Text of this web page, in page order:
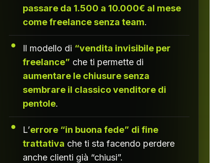
passare da 1.500 a 10.000€ al mese
come freelance senza team.
Il modello di “vendita invisibile per
freelance” che ti permette di
aumentare le chiusure senza
sembrare il classico venditore di
pentole.
L’errore “in buona fede” di fine
trattativa che ti sta facendo perdere
anche clienti già “chiusi”.